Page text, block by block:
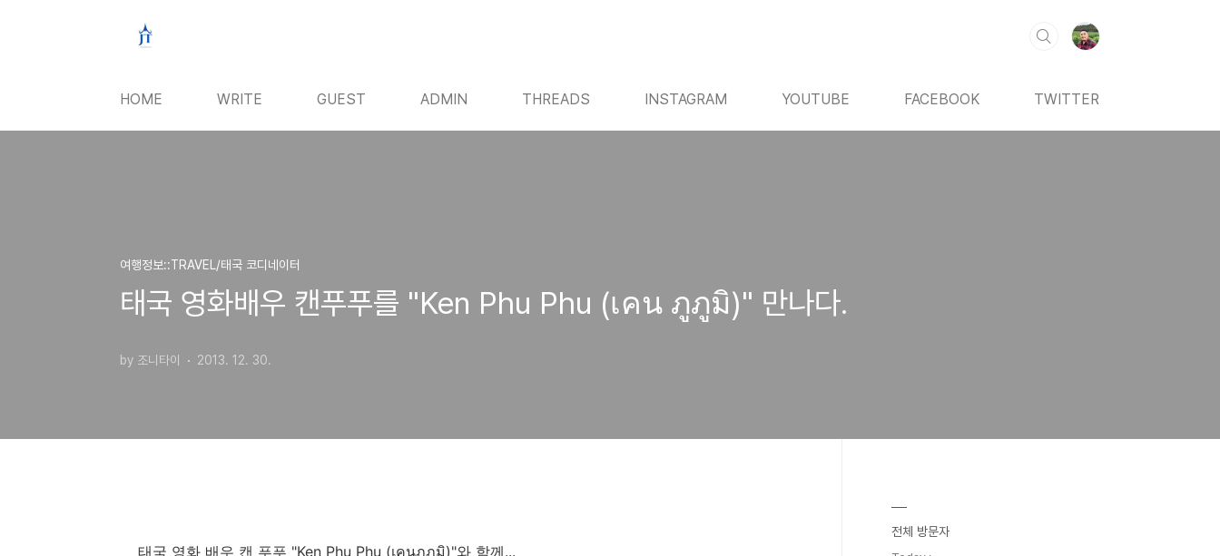
HOME WRITE GUEST ADMIN THREADS INSTAGRAM YOUTUBE FACEBOOK TWITTER
여행정보::TRAVEL/태국 코디네이터
태국 영화배우 캔푸푸를 "Ken Phu Phu (เคน ภูภูมิ)" 만나다.
by 조니타이 2013. 12. 30.
태국 영화 배우 캔 푸푸 "Ken Phu Phu (เคนภูภูมิ)"와 함께...
전체 방문자